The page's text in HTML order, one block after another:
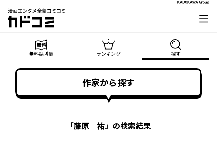
漫画エンタメ全部コミコミ
カドコミ
無料話増量 ランキング 探す
作家から探す
「藤原 祐」の検索結果